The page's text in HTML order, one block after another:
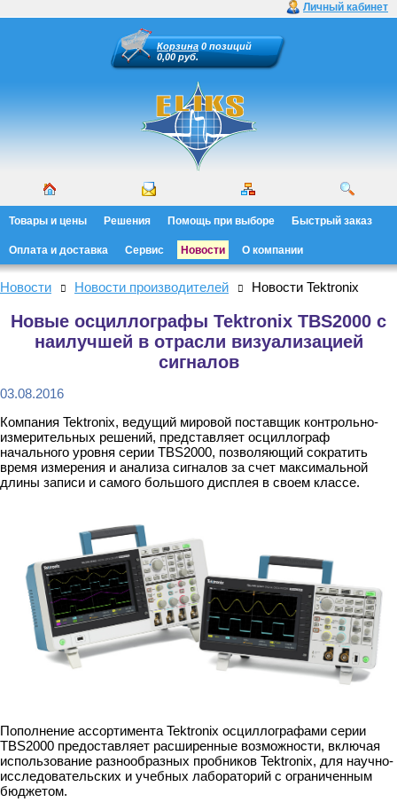
Личный кабинет
Корзина 0 позиций
0,00 руб.
Товары и цены Решения Помощь при выборе Быстрый заказ
Оплата и доставка Сервис Новости О компании
Новости Новости производителей Новости Tektronix
Новые осциллографы Tektronix TBS2000 с
наилучшей в отрасли визуализацией
сигналов
03.08.2016
Компания Tektronix, ведущий мировой поставщик контрольно-
измерительных решений, представляет осциллограф
начального уровня серии TBS2000, позволяющий сократить
время измерения и анализа сигналов за счет максимальной
длины записи и самого большого дисплея в своем классе.
Пополнение ассортимента Tektronix осциллографами серии
TBS2000 предоставляет расширенные возможности, включая
использование разнообразных пробников Tektronix, для научно-
исследовательских и учебных лабораторий с ограниченным
бюджетом.